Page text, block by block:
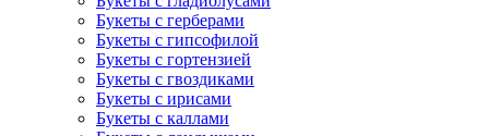
Букеты с герберами
Букеты с гипсофилой
Букеты с гортензией
Букеты с гвоздиками
Букеты с ирисами
Букеты с каллами